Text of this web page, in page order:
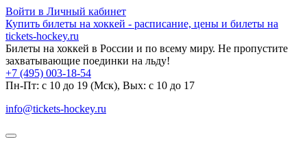
Войти в Личный кабинет
Купить билеты на хоккей - расписание, цены и билеты на
tickets-hockey.ru
Билеты на хоккей в России и по всему миру. Не пропустите
захватывающие поединки на льду!
+7 (495) 003-18-54
Пн-Пт: c 10 до 19 (Мск), Вых: с 10 до 17
info@tickets-hockey.ru